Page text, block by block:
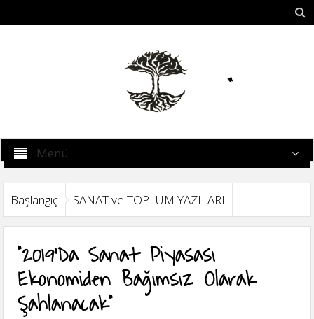
Menü
Başlangıç SANAT ve TOPLUM YAZILARI
“2019’da Sanat Piyasası
Ekonomiden Bağımsız Olarak
Şahlanacak”